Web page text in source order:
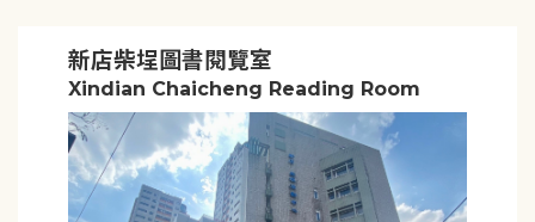
新店柴埕圖書閱覽室
Xindian Chaicheng Reading Room